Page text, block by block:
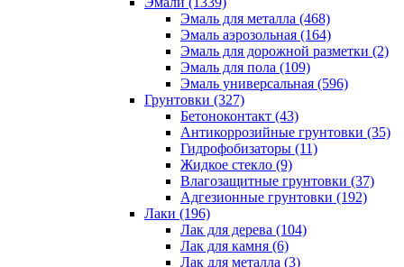
Эмаль для металла (468)
Эмаль аэрозольная (164)
Эмаль для дорожной разметки (2)
Эмаль для пола (109)
Эмаль универсальная (596)
Грунтовки (327)
Бетоноконтакт (43)
Антикоррозийные грунтовки (35)
Гидрофобизаторы (11)
Жидкое стекло (9)
Влагозащитные грунтовки (37)
Адгезионные грунтовки (192)
Лаки (196)
Лак для дерева (104)
Лак для камня (6)
Лак для металла (3)